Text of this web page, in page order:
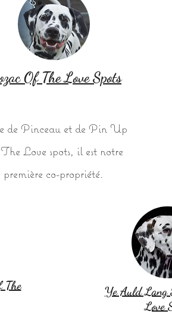
Of The Love Spots
de Pinceau et de Pin Up
Love spots, il est notre
première co-propriété.
The
Ye Auld Lang
Love